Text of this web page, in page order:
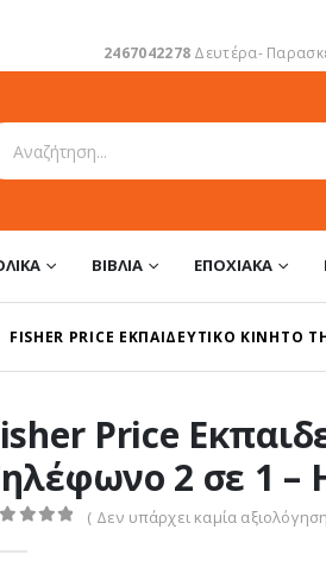
2467042278 Δευτέρα-
ΒΙΒΛΊΑ ΕΠΟΧΙΑΚΆ
FISHER PRICE ΕΚΠΑΙΔΕΥΤΙΚΌ ΚΙΝΗΤΌ
Price
2 σε 1 –
( Δεν υπάρχει καμία